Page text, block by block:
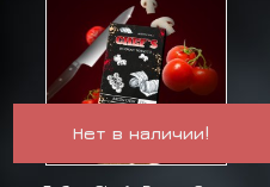
Нет в наличии!